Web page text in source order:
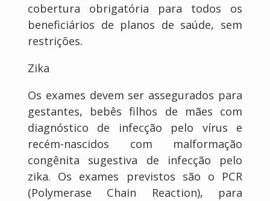
cobertura obrigatória para todos os
beneficiários de planos de saúde, sem
restrições.
Zika
Os exames devem ser assegurados para
gestantes, bebês filhos de mães com
diagnóstico de infecção pelo vírus e
recém-nascidos com malformação
congênita sugestiva de infecção pelo
zika. Os exames previstos são o PCR
(Polymerase Chain Reaction), para